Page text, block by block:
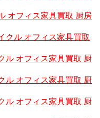
オフィス家具買取 厨房
クル オフィス家具買取
ル オフィス家具買取 厨
ル オフィス家具買取 厨
ル オフィス家具買取 厨